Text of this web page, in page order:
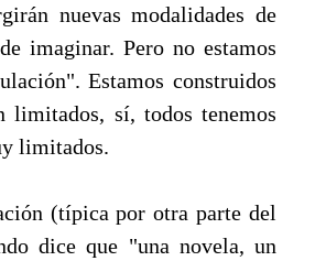
nuevas modalidades de
imaginar. Pero no estamos
Estamos construidos
limitados, sí, todos tenemos
limitados.
(típica por otra parte del
dice que "una novela, un